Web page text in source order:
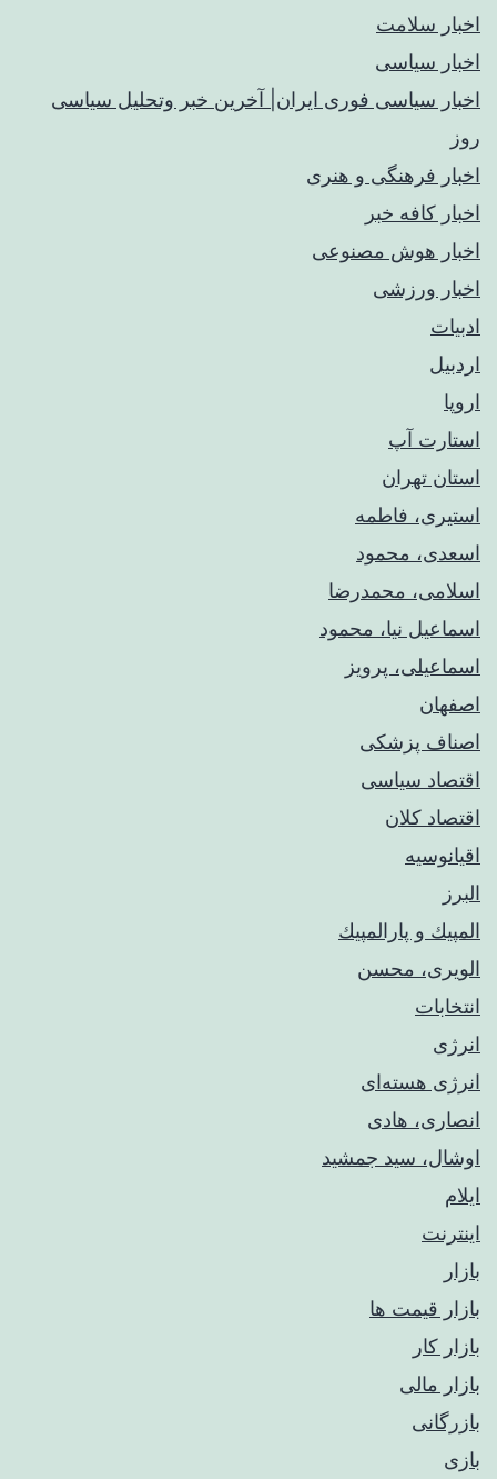
اخبار سلامت
اخبار سیاسی
اخبار سیاسی فوری ایران| آخرین خبر وتحلیل سیاسی
روز
اخبار فرهنگی و هنری
اخبار کافه خبر
اخبار هوش مصنوعی
اخبار ورزشی
ادبیات
اردبیل
اروپا
استارت آپ
استان تهران
استیری، فاطمه
اسعدی، محمود
اسلامی، محمدرضا
اسماعیل نیا، محمود
اسماعیلی، پرویز
اصفهان
اصناف پزشکی
اقتصاد سیاسی
اقتصاد کلان
اقیانوسیه
البرز
المپيك و پارالمپيك
الویری، محسن
انتخابات
انرژی
انرژی هسته‌ای
انصاری، هادی
اوشال، سید جمشید
ایلام
اینترنت
بازار
بازار قیمت ها
بازار کار
بازار مالی
بازرگانی
بازی